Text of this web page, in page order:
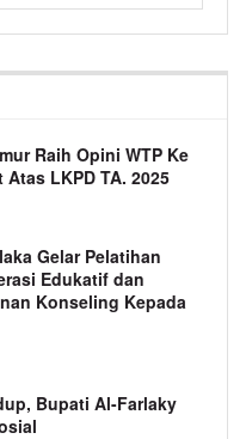
Raih Opini WTP Ke
LKPD TA. 2025
Gelar Pelatihan
Edukatif dan
Konseling Kepada
Bupati Al-Farlaky